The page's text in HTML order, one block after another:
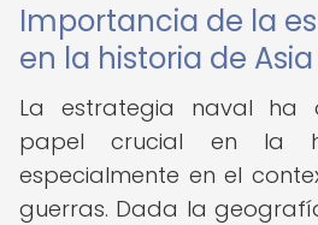
Importancia de la
en la historia de Asia
La estrategia naval ha
papel crucial en la
especialmente en el
guerras. Dada la